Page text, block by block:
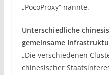
„PocoProxy“ nannte.
Unterschiedliche
gemeinsame
„Die verschiedenen
chinesischer